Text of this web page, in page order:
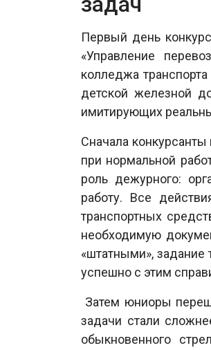
Первый день
«Управление
колледжа
детской железной
имитирующих
Сначала
при нормальной
роль дежурного:
работу. Все
транспортных
необходимую
«штатными», задание
успешно с этим
Затем юниоры
задачи стали
обыкновенного